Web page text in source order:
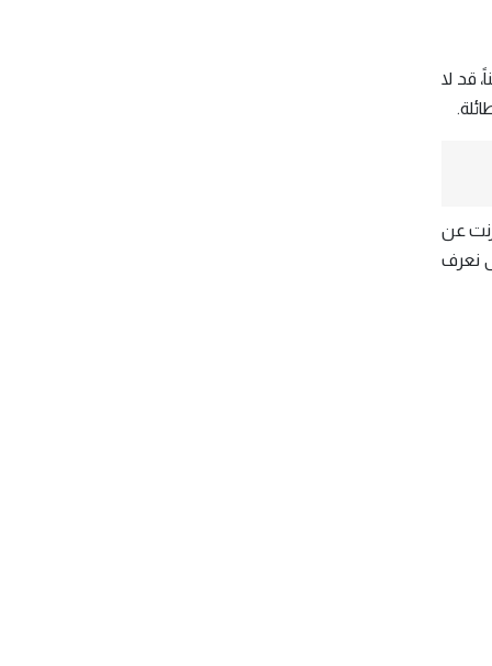
قد لا
عن
نعرف